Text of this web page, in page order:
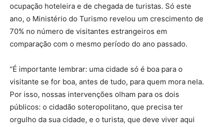
ocupação hoteleira e de chegada de turistas. Só este
ano, o Ministério do Turismo revelou um crescimento de
70% no número de visitantes estrangeiros em
comparação com o mesmo período do ano passado.
“É importante lembrar: uma cidade só é boa para o
visitante se for boa, antes de tudo, para quem mora nela.
Por isso, nossas intervenções olham para os dois
públicos: o cidadão soteropolitano, que precisa ter
orgulho da sua cidade, e o turista, que deve viver aqui